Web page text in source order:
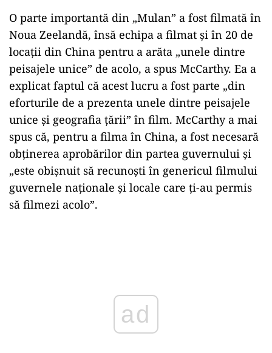
O parte importantă din „Mulan” a fost filmată în
Noua Zeelandă, însă echipa a filmat şi în 20 de
locaţii din China pentru a arăta „unele dintre
peisajele unice” de acolo, a spus McCarthy. Ea a
explicat faptul că acest lucru a fost parte „din
eforturile de a prezenta unele dintre peisajele
unice şi geografia ţării” în film. McCarthy a mai
spus că, pentru a filma în China, a fost necesară
obţinerea aprobărilor din partea guvernului şi
„este obişnuit să recunoşti în genericul filmului
guvernele naţionale şi locale care ţi-au permis
să filmezi acolo”.